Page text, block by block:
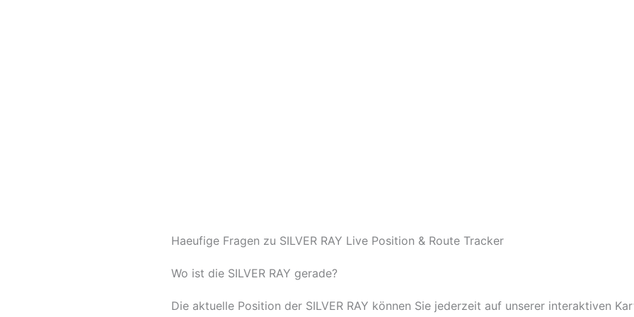
Haeufige Fragen zu SILVER RAY Live Position & Route Tracker
Wo ist die SILVER RAY gerade?
Die aktuelle Position der SILVER RAY können Sie jederzeit auf unserer interaktiven